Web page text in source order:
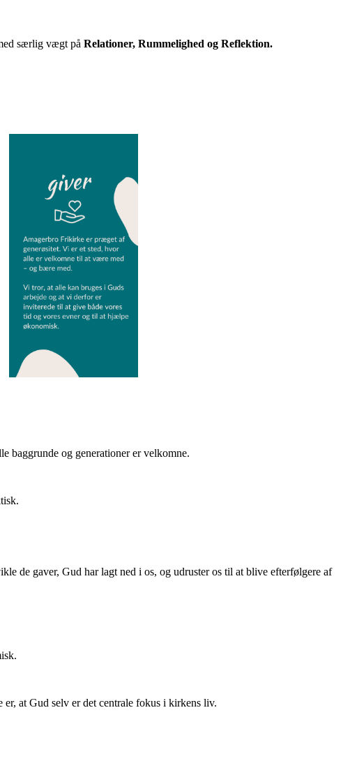
særlig vægt på Relationer, Rummelighed og Reflektion.
baggrunde og generationer er velkomne.
de gaver, Gud har lagt ned i os, og udruster os til at blive efterfølgere af
at Gud selv er det centrale fokus i kirkens liv.